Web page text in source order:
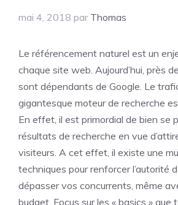
mai 4, 2018 par Thomas
Le référencement naturel est un
chaque site web. Aujourd’hui, près
sont dépendants de Google. Le
gigantesque moteur de recherche
En effet, il est primordial de bien se
résultats de recherche en vue
visiteurs. A cet effet, il existe une
techniques pour renforcer l’autorité
dépasser vos concurrents, même
budget. Focus sur les « basics »